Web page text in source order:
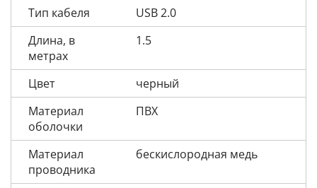
Тип кабеля
USB 2.0
Длина, в
метрах
1.5
Цвет
черный
Материал
оболочки
ПВХ
Материал
проводника
бескислородная медь